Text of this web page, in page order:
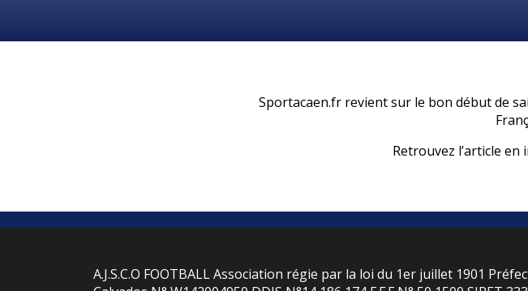
Sportacaen.fr revient sur le bon début de
Retrouvez l’article
A.J.S.C.O FOOTBALL Association régie par la loi du 1er juillet 1901